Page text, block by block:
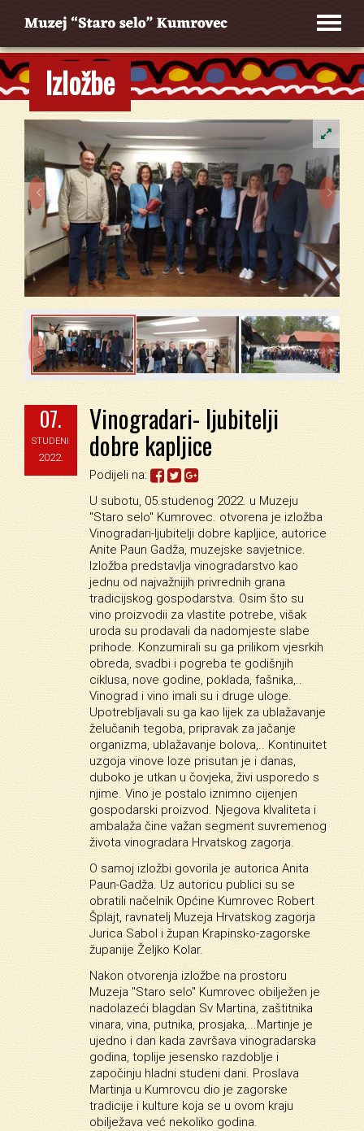
Izložbe
 
 
07.
STUDENI
2022.
Vinogradari- ljubitelji
dobre kapljice
Podijeli na:
U subotu, 05.studenog 2022. u Muzeju
"Staro selo" Kumrovec. otvorena je izložba
Vinogradari-ljubitelji dobre kapljice, autorice
Anite Paun Gadža, muzejske savjetnice.
Izložba predstavlja vinogradarstvo kao
jednu od najvažnijih privrednih grana
tradicijskog gospodarstva. Osim što su
vino proizvodii za vlastite potrebe, višak
uroda su prodavali da nadomjeste slabe
prihode. Konzumirali su ga prilikom vjesrkih
obreda, svadbi i pogreba te godišnjih
ciklusa, nove godine, poklada, fašnika,..
Vinograd i vino imali su i druge uloge.
Upotrebljavali su ga kao lijek za ublažavanje
želučanih tegoba, pripravak za jačanje
organizma, ublažavanje bolova,.. Kontinuitet
uzgoja vinove loze prisutan je i danas,
duboko je utkan u čovjeka, živi usporedo s
njime. Vino je postalo iznimno cijenjen
gospodarski proizvod. Njegova klvaliteta i
ambalaža čine važan segment suvremenog
života vinogradara Hrvatskog zagorja.
O samoj izložbi govorila je autorica Anita
Paun-Gadža. Uz autoricu publici su se
obratili načelnik Općine Kumrovec Robert
Šplajt, ravnatelj Muzeja Hrvatskog zagorja
Jurica Sabol i župan Krapinsko-zagorske
županije Željko Kolar.
Nakon otvorenja izložbe na prostoru
Muzeja "Staro selo" Kumrovec obilježen je
nadolazeći blagdan Sv Martina, zaštitnika
vinara, vina, putnika, prosjaka,...Martinje je
ujedno i dan kada završava vinogradarska
godina, toplije jesensko razdoblje i
započinju hladni studeni dani. Proslava
Martinja u Kumrovcu dio je zagorske
tradicije i kulture koja se u ovom kraju
obilježava već nekoliko godina.